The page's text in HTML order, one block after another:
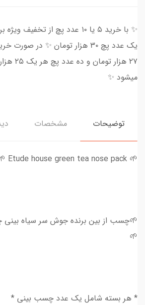
✨ با خرید ۵ یا ۱۰ عدد پچ از
یک عدد پچ ۳۰ هزار تومان ✨ در
۲۷ هزار
میشود ✨
توضیحات مشخصات
🌱 Etude house green tea nose pack 🌱
🌱چسب از بین برنده جوش سر سیاه بینی
🌱
* هر بسته شامل یک عدد چسب بینی *